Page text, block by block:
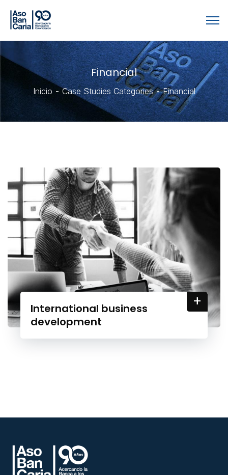
Financial
Inicio Case Studies Categories Financial
International business
development
+